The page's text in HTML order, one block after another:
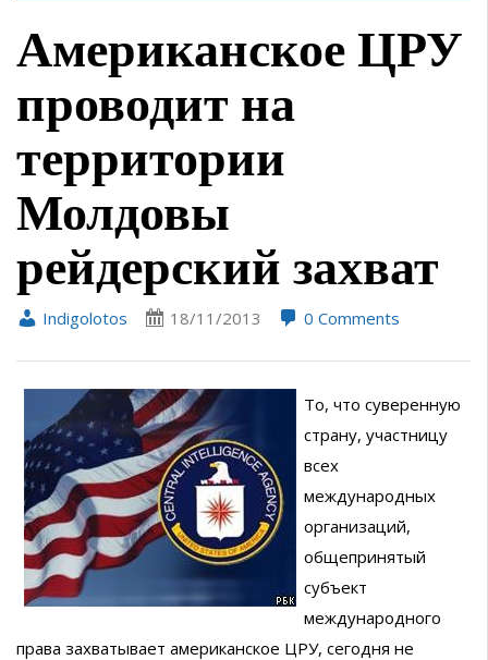
Американское ЦРУ
проводит на
территории
Молдовы
рейдерский захват
Indigolotos 18/11/2013 0 Comments
То, что суверенную
страну, участницу
всех
международных
организаций,
общепринятый
субъект
международного
права захватывает американское ЦРУ, сегодня не